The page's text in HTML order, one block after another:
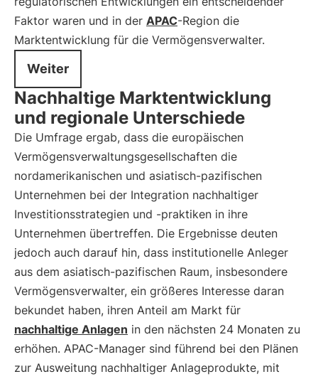
Faktor waren und in der APAC-Region die
Marktentwicklung für die Vermögensverwalter.
Weiter
Nachhaltige Marktentwicklung
und regionale Unterschiede
Die Umfrage ergab, dass die europäischen
Vermögensverwaltungsgesellschaften die
nordamerikanischen und asiatisch-pazifischen
Unternehmen bei der Integration nachhaltiger
Investitionsstrategien und -praktiken in ihre
Unternehmen übertreffen. Die Ergebnisse deuten
jedoch auch darauf hin, dass institutionelle Anleger
aus dem asiatisch-pazifischen Raum, insbesondere
Vermögensverwalter, ein größeres Interesse daran
bekundet haben, ihren Anteil am Markt für
nachhaltige Anlagen in den nächsten 24 Monaten zu
erhöhen. APAC-Manager sind führend bei den Plänen
zur Ausweitung nachhaltiger Anlageprodukte, mit